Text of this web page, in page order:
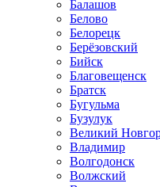
Балашов
Белово
Белорецк
Берёзовский
Бийск
Благовещенск
Братск
Бугульма
Бузулук
Великий
Владимир
Волгодонск
Волжский